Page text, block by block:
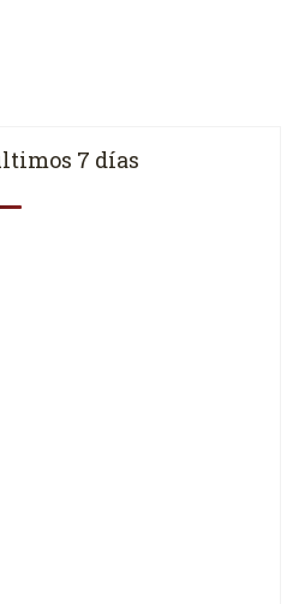
7 días